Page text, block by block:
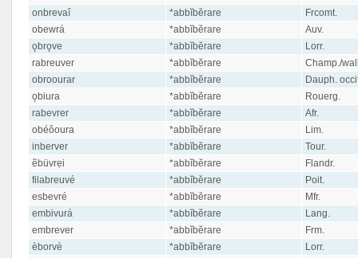
onbrevaî
*abbĭbĕrare
Frcomt.
obewrá
*abbĭbĕrare
Auv.
ǫbrǫve
*abbĭbĕrare
Lorr.
rabreuver
*abbĭbĕrare
Champ./
obroourar
*abbĭbĕrare
Dauph.
ǫbiura
*abbĭbĕrare
Rouerg.
rabevrer
*abbĭbĕrare
Afr.
obéôoura
*abbĭbĕrare
Lim.
inberver
*abbĭbĕrare
Tour.
ẽbüvrẹi
*abbĭbĕrare
Flandr.
filabreuvé
*abbĭbĕrare
Poit.
esbevré
*abbĭbĕrare
Mfr.
embivurá
*abbĭbĕrare
Lang.
embrever
*abbĭbĕrare
Frm.
èborvè
*abbĭbĕrare
Lorr.